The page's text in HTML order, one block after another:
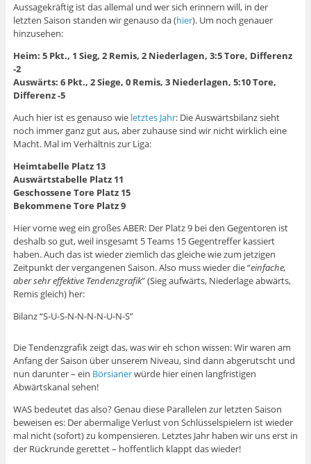
Aussagekräftig ist das allemal und wer sich erinnern will, in der
letzten Saison standen wir genauso da (hier). Um noch genauer
hinzusehen:
Heim: 5 Pkt., 1 Sieg, 2 Remis, 2 Niederlagen, 3:5 Tore, Differenz
-2
Auswärts: 6 Pkt., 2 Siege, 0 Remis, 3 Niederlagen, 5:10 Tore,
Differenz -5
Auch hier ist es genauso wie letztes Jahr: Die Auswärtsbilanz sieht
noch immer ganz gut aus, aber zuhause sind wir nicht wirklich eine
Macht. Mal im Verhältnis zur Liga:
Heimtabelle Platz 13
Auswärtstabelle Platz 11
Geschossene Tore Platz 15
Bekommene Tore Platz 9
Hier vorne weg ein großes ABER: Der Platz 9 bei den Gegentoren ist
deshalb so gut, weil insgesamt 5 Teams 15 Gegentreffer kassiert
haben. Auch das ist wieder ziemlich das gleiche wie zum jetzigen
Zeitpunkt der vergangenen Saison. Also muss wieder die “einfache,
aber sehr effektive Tendenzgrafik” (Sieg aufwärts, Niederlage abwärts,
Remis gleich) her:
Bilanz “S-U-S-N-N-N-N-U-N-S”
Die Tendenzgrafik zeigt das, was wir eh schon wissen: Wir waren am
Anfang der Saison über unserem Niveau, sind dann abgerutscht und
nun darunter – ein Börsianerwürde hier einen langfristigen
Abwärtskanal sehen!
WAS bedeutet das also? Genau diese Parallelen zur letzten Saison
beweisen es: Der abermalige Verlust von Schlüsselspielern ist wieder
mal nicht (sofort) zu kompensieren. Letztes Jahr haben wir uns erst in
der Rückrunde gerettet – hoffentlich klappt das wieder!